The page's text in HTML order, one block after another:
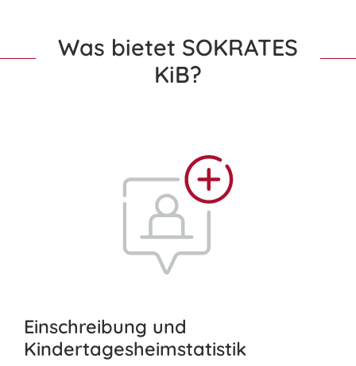
Was bietet SOKRATES
KiB?
Einschreibung und
Kindertagesheimstatistik